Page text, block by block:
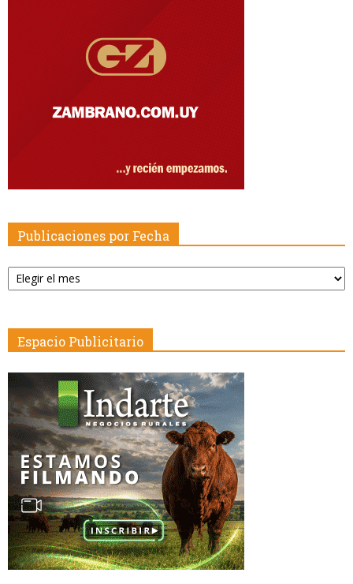
Publicaciones por Fecha
Publicaciones
por
Espacio Publicitario